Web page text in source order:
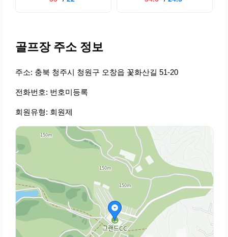
골프장 주소 정보
주소: 충북 청주시 청원구 오창읍 꽃화산길 51-20
전화번호: 번호미등록
회원유형: 회원제